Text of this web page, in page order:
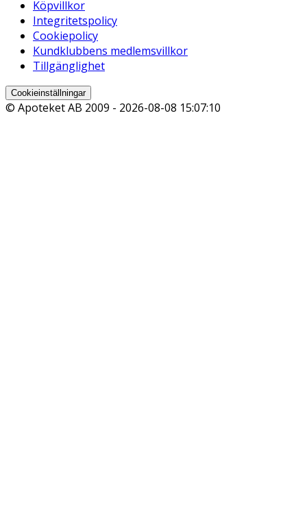
Köpvillkor
Integritetspolicy
Cookiepolicy
Kundklubbens medlemsvillkor
Tillgänglighet
Cookieinställningar
© Apoteket AB 2009 - 2026-08-08 15:07:10